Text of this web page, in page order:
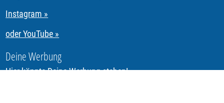
Instagram »
oder YouTube »
Deine Werbung
Hier könnte Deine Werbung stehen!